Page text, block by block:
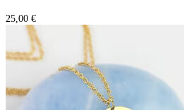
25,00 €